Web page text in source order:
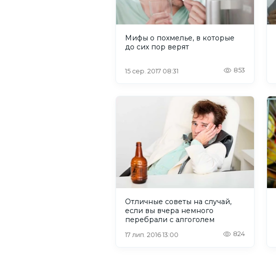
Мифы о похмелье, в которые
до сих пор верят
15 сер. 2017 08:31 853
Отличные советы на случай,
если вы вчера немного
перебрали с алгоголем
17 лип. 2016 13:00 824